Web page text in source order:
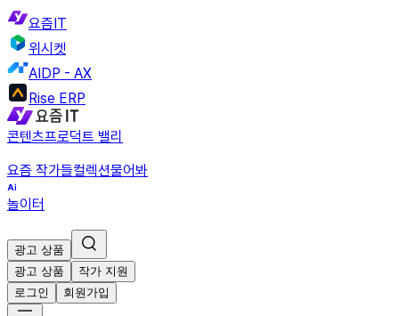
요즘IT
위시켓
AIDP - AX
Rise ERP
콘텐츠프로덕트 밸리
요즘 작가들컬렉션물어봐
놀이터
광고 상품
광고 상품
작가 지원
로그인
회원가입